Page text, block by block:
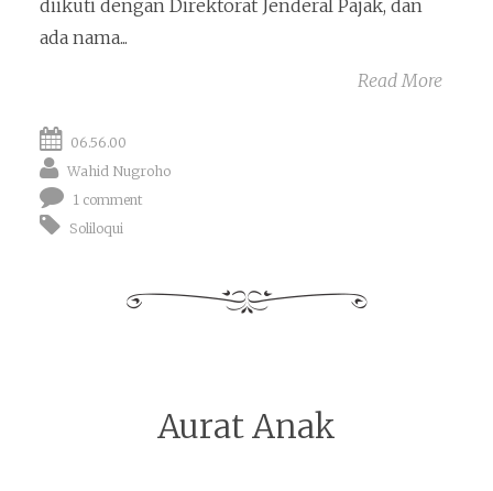
diikuti dengan Direktorat Jenderal Pajak, dan
ada nama...
Read More
06.56.00
Wahid Nugroho
1 comment
Soliloqui
Aurat Anak